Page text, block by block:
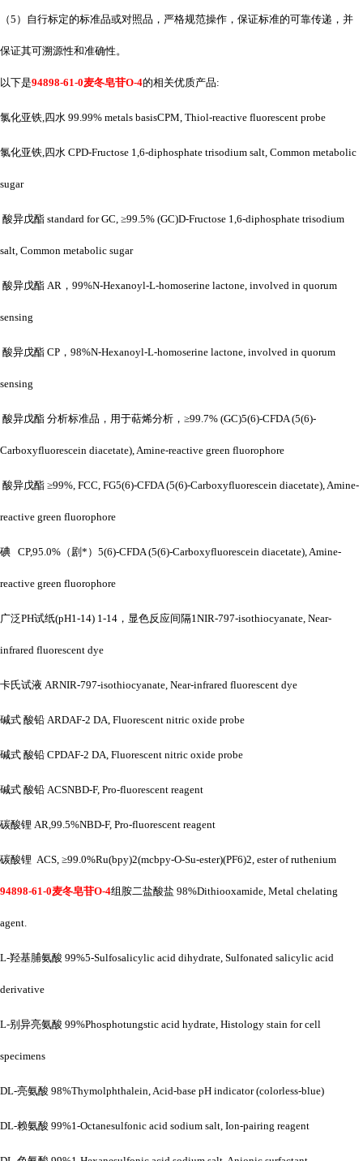
（5）自行标定的标准品或对照品，严格规范操作，保证标准的可靠传递，并
保证其可溯源性和准确性。
以下是94898-61-0麦冬皂苷O-4的相关优质产品:
氯化亚铁,四水 99.99% metals basisCPM, Thiol-reactive fluorescent probe
氯化亚铁,四水 CPD-Fructose 1,6-diphosphate trisodium salt, Common metabolic
sugar
酸异戊酯 standard for GC, ≥99.5% (GC)D-Fructose 1,6-diphosphate trisodium
salt, Common metabolic sugar
酸异戊酯 AR，99%N-Hexanoyl-L-homoserine lactone, involved in quorum
sensing
酸异戊酯 CP，98%N-Hexanoyl-L-homoserine lactone, involved in quorum
sensing
酸异戊酯 分析标准品，用于萜烯分析， ≥99.7% (GC)5(6)-CFDA (5(6)-
Carboxyfluorescein diacetate), Amine-reactive green fluorophore
酸异戊酯 ≥99%, FCC, FG5(6)-CFDA (5(6)-Carboxyfluorescein diacetate), Amine-
reactive green fluorophore
碘 CP,95.0%（剧*）5(6)-CFDA (5(6)-Carboxyfluorescein diacetate), Amine-
reactive green fluorophore
广泛PH试纸(pH1-14) 1-14，显色反应间隔1NIR-797-isothiocyanate, Near-
infrared fluorescent dye
卡氏试液 ARNIR-797-isothiocyanate, Near-infrared fluorescent dye
碱式 酸铅 ARDAF-2 DA, Fluorescent nitric oxide probe
碱式 酸铅 CPDAF-2 DA, Fluorescent nitric oxide probe
碱式 酸铅 ACSNBD-F, Pro-fluorescent reagent
碳酸锂 AR,99.5%NBD-F, Pro-fluorescent reagent
碳酸锂 ACS, ≥99.0%Ru(bpy)2(mcbpy-O-Su-ester)(PF6)2, ester of ruthenium
94898-61-0麦冬皂苷O-4组胺二盐酸盐 98%Dithiooxamide, Metal chelating
agent.
L-羟基脯氨酸 99%5-Sulfosalicylic acid dihydrate, Sulfonated salicylic acid
derivative
L-别异亮氨酸 99%Phosphotungstic acid hydrate, Histology stain for cell
specimens
DL-亮氨酸 98%Thymolphthalein, Acid-base pH indicator (colorless-blue)
DL-赖氨酸 99%1-Octanesulfonic acid sodium salt, Ion-pairing reagent